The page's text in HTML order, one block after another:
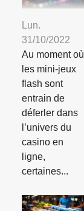
Lun.
31/10/2022
Au moment où
les mini-jeux
flash sont
entrain de
déferler dans
l’univers du
casino en
ligne,
certaines...